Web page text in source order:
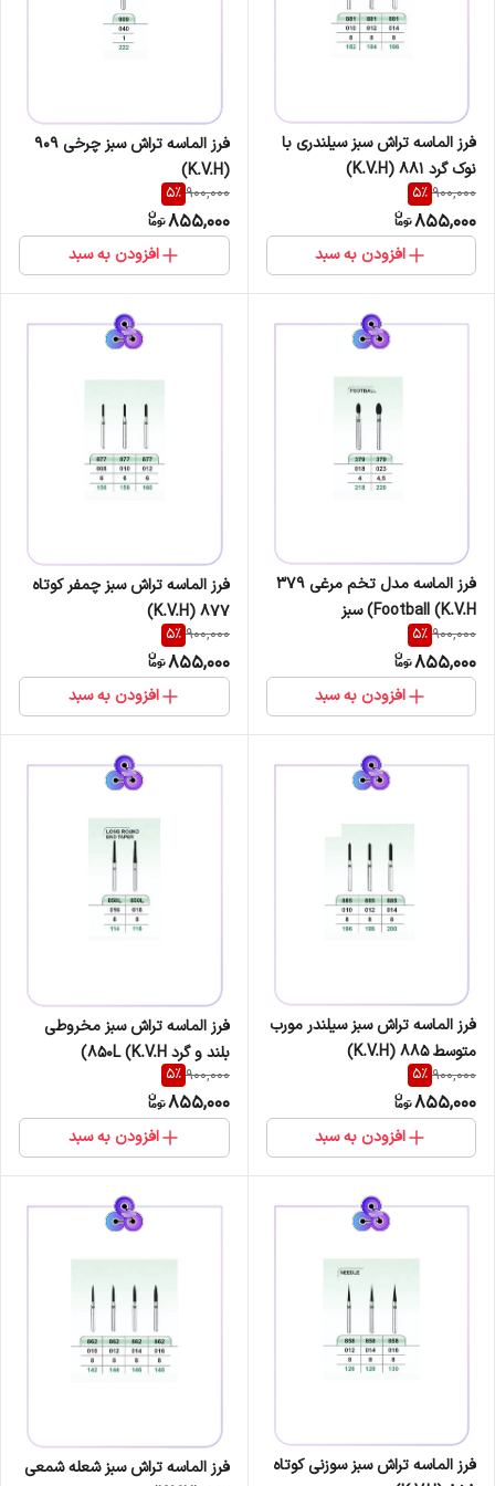
فرز الماسه تراش سبز سیلندری با
نوک گرد 881 (K.V.H)
900,000
5%
855,000
افزودن به سبد
فرز الماسه تراش سبز چرخی 909
(K.V.H)
900,000
5%
855,000
افزودن به سبد
فرز الماسه مدل تخم مرغی 379
Football (K.V.H) سبز
900,000
5%
855,000
افزودن به سبد
فرز الماسه تراش سبز چمفر کوتاه
877 (K.V.H)
900,000
5%
855,000
افزودن به سبد
فرز الماسه تراش سبز سیلندر مورب
متوسط 885 (K.V.H)
900,000
5%
855,000
افزودن به سبد
فرز الماسه تراش سبز مخروطی
بلند و گرد 850L (K.V.H)
900,000
5%
855,000
افزودن به سبد
فرز الماسه تراش سبز سوزنی کوتاه
فرز الماسه تراش سبز شعله شمعی